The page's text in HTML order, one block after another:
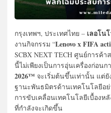
กรุงเทพฯ, ประเทศไทย – เลอโน
งานกิจกรรม “Lenovo x FIFA
SCBX NEXT TECH ศูนย์การค้
นี้ไม่เพียงเป็นการอุ่นเครื่องก่อน
2026™ จะเริ่มต้นขึ้นเท่านั้น แต่
ฐานะพันธมิตรด้านเทคโนโลยีอ
การขับเคลื่อนเทคโนโลยีเบื้อง
ที่กำลังจะเกิดขึ้น